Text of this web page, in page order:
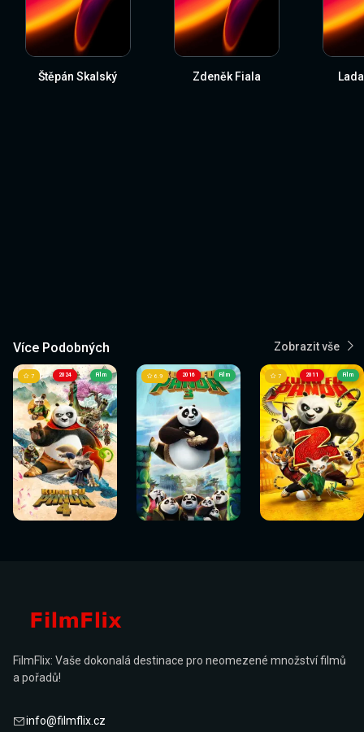
Štěpán Skalský Zdeněk Fiala
Více Podobných Zobrazit vše
2024
Sledovat
nyní
7 Film
Sledovat
nyní
2016
Sledovat
nyní
6.9 Film
Sledovat
nyní
2011
Sledovat
nyní
7 Film
Sledovat
nyní
FilmFlix: Vaše dokonalá destinace pro neomezené množství filmů
a pořadů!
info@filmflix.cz